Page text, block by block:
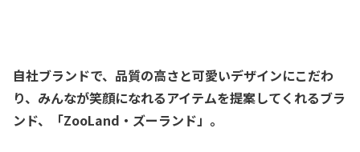
自社ブランドで、品質の高さと可愛いデザインにこだわ
り、みんなが笑顔になれるアイテムを提案してくれるブラ
ンド、「ZooLand・ズーランド」。